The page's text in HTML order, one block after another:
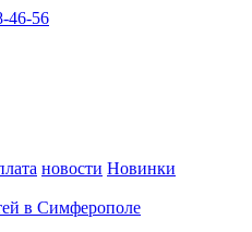
46-56
новости Новинки